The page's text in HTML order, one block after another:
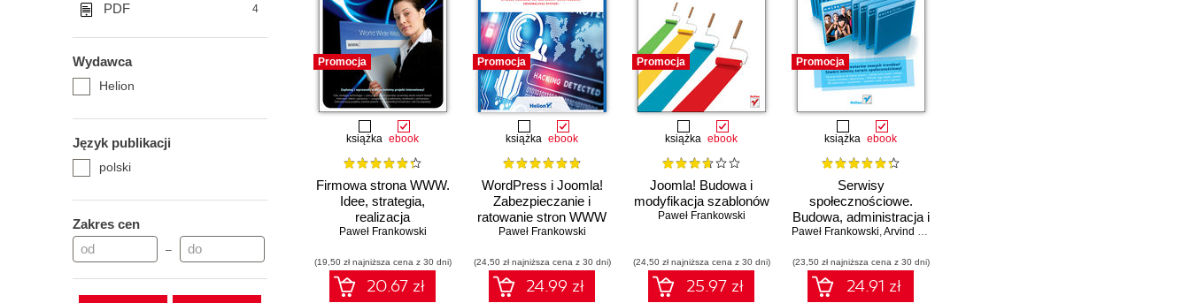
PDF 4
Wydawca
Helion
Język publikacji
polski
Zakres cen
–
Promocja
książka ebook
Firmowa strona WWW.
Idee, strategia,
realizacja
Paweł Frankowski
(19,50 zł najniższa cena z 30 dni)
20.67 zł
Promocja
książka ebook
WordPress i Joomla!
Zabezpieczanie i
ratowanie stron WWW
Paweł Frankowski
(24,50 zł najniższa cena z 30 dni)
24.99 zł
Promocja
książka ebook
Joomla! Budowa i
modyfikacja szablonów
Paweł Frankowski
(24,50 zł najniższa cena z 30 dni)
25.97 zł
Promocja
książka ebook
Serwisy
społecznościowe.
Budowa, administracja i
moderacja
Paweł Frankowski,Arvind Juneja
(23,50 zł najniższa cena z 30 dni)
24.91 zł